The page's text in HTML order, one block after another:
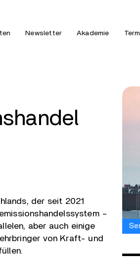
Newsletter Akademie
der seit 2021
–
aber auch einige
von Kraft- und